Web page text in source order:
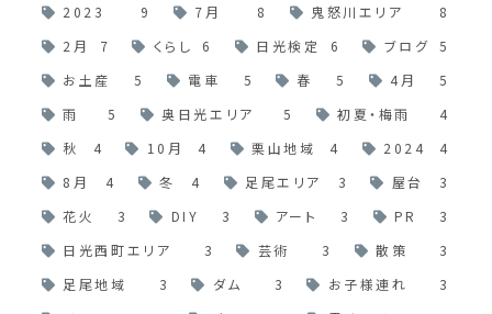
2023
9 7月 8 鬼怒川エリア
8
2月
7 くらし 6 日光検定 6 ブログ
5
お土産
5 電車 5 春 5 4月
5
雨
5 奥日光エリア 5 初夏・梅雨
4
秋
4 10月 4 栗山地域 4 2024
4
8月
4 冬 4 足尾エリア 3 屋台
3
花火
3 DIY 3 アート 3 PR
3
日光西町エリア
3 芸術 3 散策
3
足尾地域
3 ダム 3 お子様連れ
3